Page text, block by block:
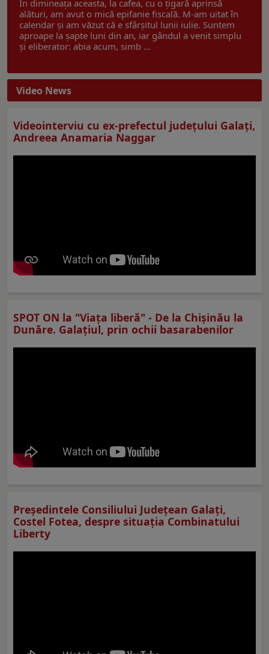
În dimineața aceasta, la cafea, cu o țigară aprinsă
alături, am avut o mică epifanie fiscală. M-am uitat în
calendar și am văzut că e sfârșitul lunii iulie. Suntem
aproape la șapte luni din an, iar gândul a venit simplu
și eliberator: abia acum, simb ...
Video News
Videointerviu cu ex-prefectul judeţului Galaţi,
Andreea Anamaria Naggar
SPOT ON la "Viaţa liberă" - De la Chișinău la
Dunăre. Galațiul, prin ochii basarabenilor
Preşedintele Consiliului Judeţean Galaţi,
Costel Fotea, despre situaţia Combinatului
Liberty